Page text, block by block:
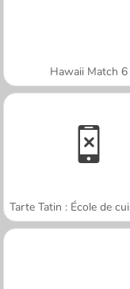
Hawaii Match 6